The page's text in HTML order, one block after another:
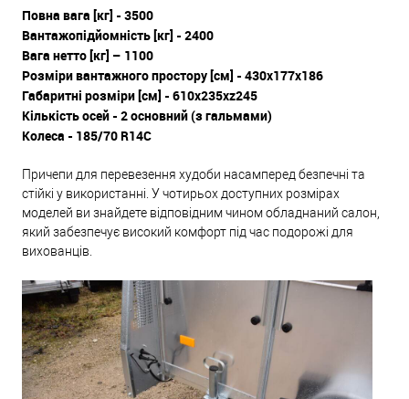
Повна вага [кг] - 3500
Вантажопідйомність [кг] - 2400
Вага нетто [кг] – 1100
Розміри вантажного простору [см] - 430x177x186
Габаритні розміри [см] - 610x235xz245
Кількість осей - 2 основний (з гальмами)
Колеса - 185/70 R14С
Причепи для перевезення худоби насамперед безпечні та
стійкі у використанні. У чотирьох доступних розмірах
моделей ви знайдете відповідним чином обладнаний салон,
який забезпечує високий комфорт під час подорожі для
вихованців.